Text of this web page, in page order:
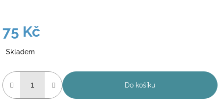
75 Kč
cena:
Skladem
Do košíku